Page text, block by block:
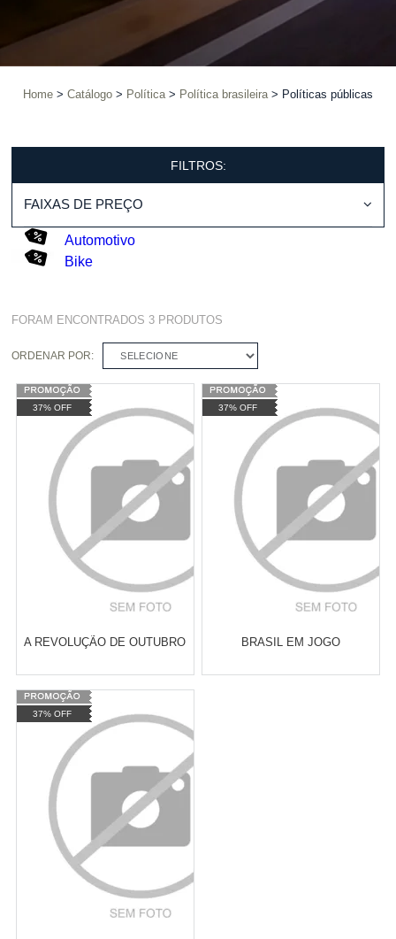
Home Catálogo Política Política brasileira Políticas públicas
FILTROS:
FAIXAS DE PREÇO
Automotivo
Bike
FORAM ENCONTRADOS 3 PRODUTOS
ORDENAR POR: SELECIONE
37% OFF
A REVOLUÇÃO DE OUTUBRO
Varejo:
Atacado: R$ 2.550,90 (Apenas
Revendedor)
10 x
Cat:CIÊNCIA POLÍTICA
COMPRAR
37% OFF
BRASIL EM JOGO
37% OFF